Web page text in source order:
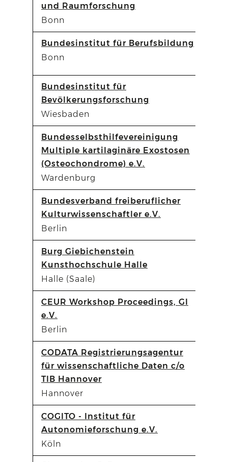
und Raumforschung
Bonn
Bundesinstitut für Berufsbildung
Bonn
Bundesinstitut für
Bevölkerungsforschung
Wiesbaden
Bundesselbsthilfevereinigung
Multiple kartilaginäre Exostosen
(Osteochondrome) e.V.
Wardenburg
Bundesverband freiberuflicher
Kulturwissenschaftler e.V.
Berlin
Burg Giebichenstein
Kunsthochschule Halle
Halle (Saale)
CEUR Workshop Proceedings, GI
e.V.
Berlin
CODATA Registrierungsagentur
für wissenschaftliche Daten c/o
TIB Hannover
Hannover
COGITO - Institut für
Autonomieforschung e.V.
Köln